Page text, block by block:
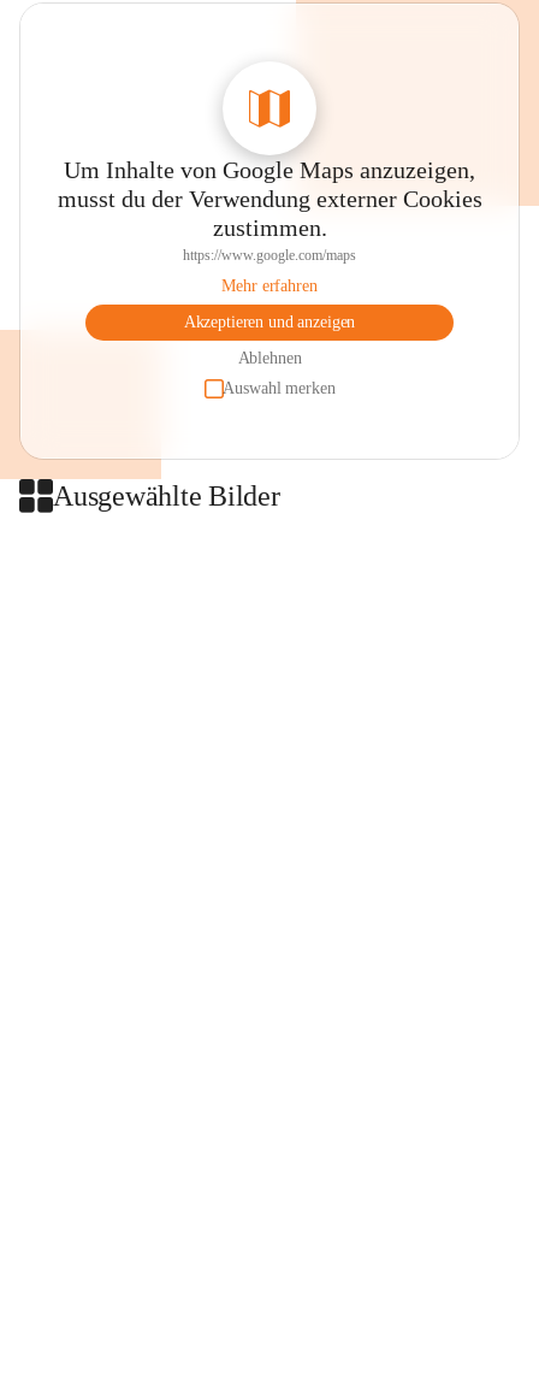
Um Inhalte von Google Maps anzuzeigen,
musst du der Verwendung externer Cookies
zustimmen.
https://www.google.com/maps
Mehr erfahren
Akzeptieren und anzeigen
Ablehnen
Auswahl merken
Ausgewählte Bilder